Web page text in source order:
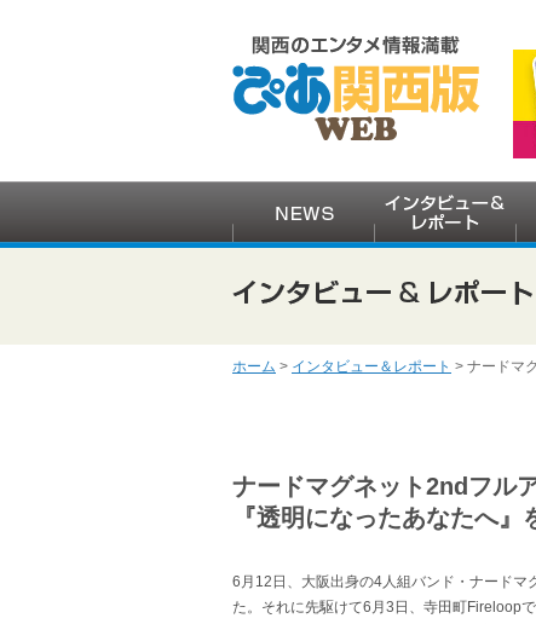
ホーム > インタビュー＆レポート > ナードマ
ナードマグネット2ndフル
『透明になったあなたへ
6月12日、大阪出身の4人組バンド・ナードマ
た。それに先駆けて6月3日、寺田町Fireloop